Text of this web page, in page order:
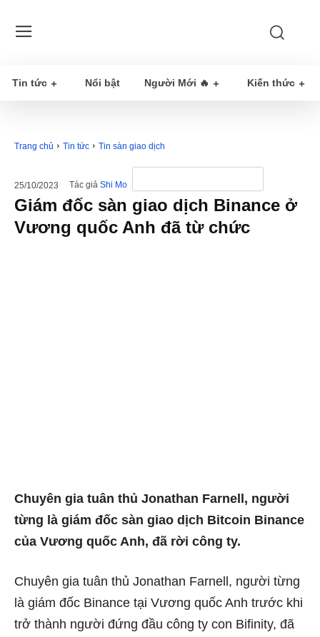
Tin tức Nổi bật Người Mới 🔥 Kiến thức
Trang chủ Tin tức Tin sàn giao dịch
25/10/2023 Tác giả Shi Mo
Giám đốc sàn giao dịch Binance ở
Vương quốc Anh đã từ chức
Chuyên gia tuân thủ Jonathan Farnell, người
từng là giám đốc sàn giao dịch Bitcoin Binance
của Vương quốc Anh, đã rời công ty.
Chuyên gia tuân thủ Jonathan Farnell, người từng
là giám đốc Binance tại Vương quốc Anh trước khi
trở thành người đứng đầu công ty con Bifinity, đã